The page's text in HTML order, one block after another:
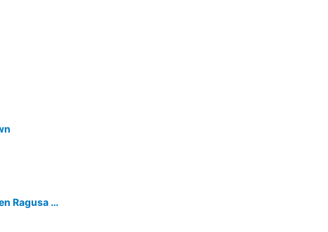
Ulisse Très nouvel appartement en Ragusa Ibla, avec terrasse et vue panoramique